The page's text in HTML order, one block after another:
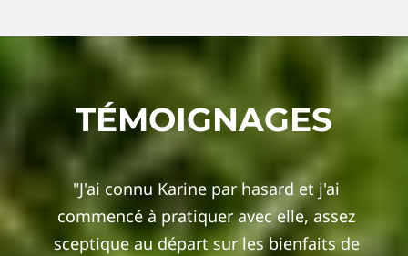
TÉMOIGNAGES
"J'ai connu Karine par hasard et j'ai
commencé à pratiquer avec elle, assez
sceptique au départ sur les bienfaits de